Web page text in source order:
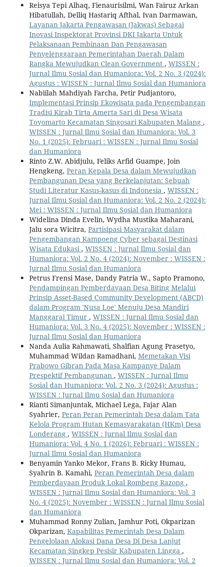
Reisya Tepi Alhaq, Fienaurisilmi, Wan Fairuz Arkan
Hibatullah, Delliq Hastariq Afthal, Ivan Darmawan,
Layanan Jakarta Pengawasan (Jakwas) Sebagai
Inovasi Inspektorat Provinsi DKI Jakarta Untuk
Pelaksanaan Pembinaan Dan Pengawasan
Penyelenggaraan Pemerintahan Daerah Dalam
Rangka Mewujudkan Clean Government , WISSEN :
Jurnal Ilmu Sosial dan Humaniora: Vol. 2 No. 3 (2024):
Agustus : WISSEN : Jurnal Ilmu Sosial dan Humaniora
Nabiilah Mahdiyah Farcha, Petir Pudjantoro,
Implementasi Prinsip Ekowisata pada Pengembangan
Tradisi Kirab Tirta Amerta Sari di Desa Wisata
Toyomarto Kecamatan Singosari Kabupaten Malang ,
WISSEN : Jurnal Ilmu Sosial dan Humaniora: Vol. 3
No. 1 (2025): Februari : WISSEN : Jurnal Ilmu Sosial
dan Humaniora
Rinto Z.W. Abidjulu, Feliks Arfid Guampe, Join
Hengkeng, Peran Kepala Desa dalam Mewujudkan
Pembangunan Desa yang Berkelanjutan: Sebuah
Studi Literatur Kasus-kasus di Indonesia , WISSEN :
Jurnal Ilmu Sosial dan Humaniora: Vol. 2 No. 2 (2024):
Mei : WISSEN : Jurnal Ilmu Sosial dan Humaniora
Widelina Dinda Evelin, Wydha Mustika Maharani,
Jalu sora Wicitra, Partisipasi Masyarakat dalam
Pengembangan Kampoeng Cyber sebagai Destinasi
Wisata Edukasi, WISSEN : Jurnal Ilmu Sosial dan
Humaniora: Vol. 2 No. 4 (2024): November : WISSEN :
Jurnal Ilmu Sosial dan Humaniora
Petrus Frensi Mase, Dandy Patria W., Sapto Pramono,
Pendampingan Pemberdayaan Desa Biting Melalui
Prinsip Asset-Based Community Development (ABCD)
dalam Program 'Nusa Loe' Menuju Desa Mandiri
Manggarai Timur , WISSEN : Jurnal Ilmu Sosial dan
Humaniora: Vol. 3 No. 4 (2025): November : WISSEN :
Jurnal Ilmu Sosial dan Humaniora
Nanda Aulia Rahmawati, Shalfian Agung Prasetyo,
Muhammad Wildan Ramadhani, Memetakan Visi
Prabowo Gibran Pada Masa Kampanye Dalam
Prespektif Pembangunan , WISSEN : Jurnal Ilmu
Sosial dan Humaniora: Vol. 2 No. 3 (2024): Agustus :
WISSEN : Jurnal Ilmu Sosial dan Humaniora
Rianti Simanjuntak, Michael Lega, Fajar Alan
Syahrier, Peran Peran Pemerintah Desa dalam Tata
Kelola Program Hutan Kemasyarakatan (HKm) Desa
Londerang , WISSEN : Jurnal Ilmu Sosial dan
Humaniora: Vol. 4 No. 1 (2026): Februari : WISSEN :
Jurnal Ilmu Sosial dan Humaniora
Benyamin Yanko Mekor, Frans B. Ricky Humau,
Syahrin B. Kamahi, Peran Pemerintah Desa dalam
Pemberdayaan Produk Lokal Rombeng Razong ,
WISSEN : Jurnal Ilmu Sosial dan Humaniora: Vol. 3
No. 4 (2025): November : WISSEN : Jurnal Ilmu Sosial
dan Humaniora
Muhammad Ronny Zulian, Jamhur Poti, Okparizan
Okparizan, Kapabilitas Pemerintah Desa Dalam
Pengelolaan Alokasi Dana Desa Di Desa Lanjut
Kecamatan Singkep Pesisir Kabupaten Lingga ,
WISSEN : Jurnal Ilmu Sosial dan Humaniora: Vol. 2